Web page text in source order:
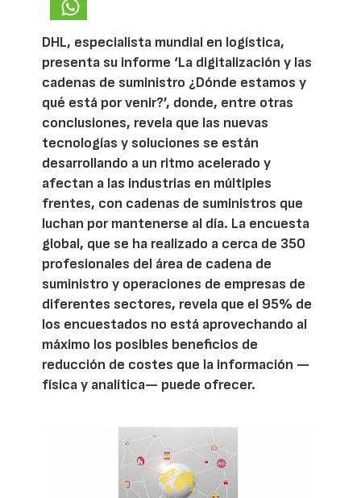
DHL, especialista mundial en logística,
presenta su informe ‘La digitalización y las
cadenas de suministro ¿Dónde estamos y
qué está por venir?’, donde, entre otras
conclusiones, revela que las nuevas
tecnologías y soluciones se están
desarrollando a un ritmo acelerado y
afectan a las industrias en múltiples
frentes, con cadenas de suministros que
luchan por mantenerse al día. La encuesta
global, que se ha realizado a cerca de 350
profesionales del área de cadena de
suministro y operaciones de empresas de
diferentes sectores, revela que el 95% de
los encuestados no está aprovechando al
máximo los posibles beneficios de
reducción de costes que la información —
física y analítica— puede ofrecer.